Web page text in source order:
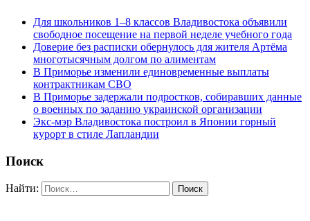
Для школьников 1–8 классов Владивостока объявили
свободное посещение на первой неделе учебного года
Доверие без расписки обернулось для жителя Артёма
многотысячным долгом по алиментам
В Приморье изменили единовременные выплаты
контрактникам СВО
В Приморье задержали подростков, собиравших данные
о военных по заданию украинской организации
Экс-мэр Владивостока построил в Японии горный
курорт в стиле Лапландии
Поиск
Найти: